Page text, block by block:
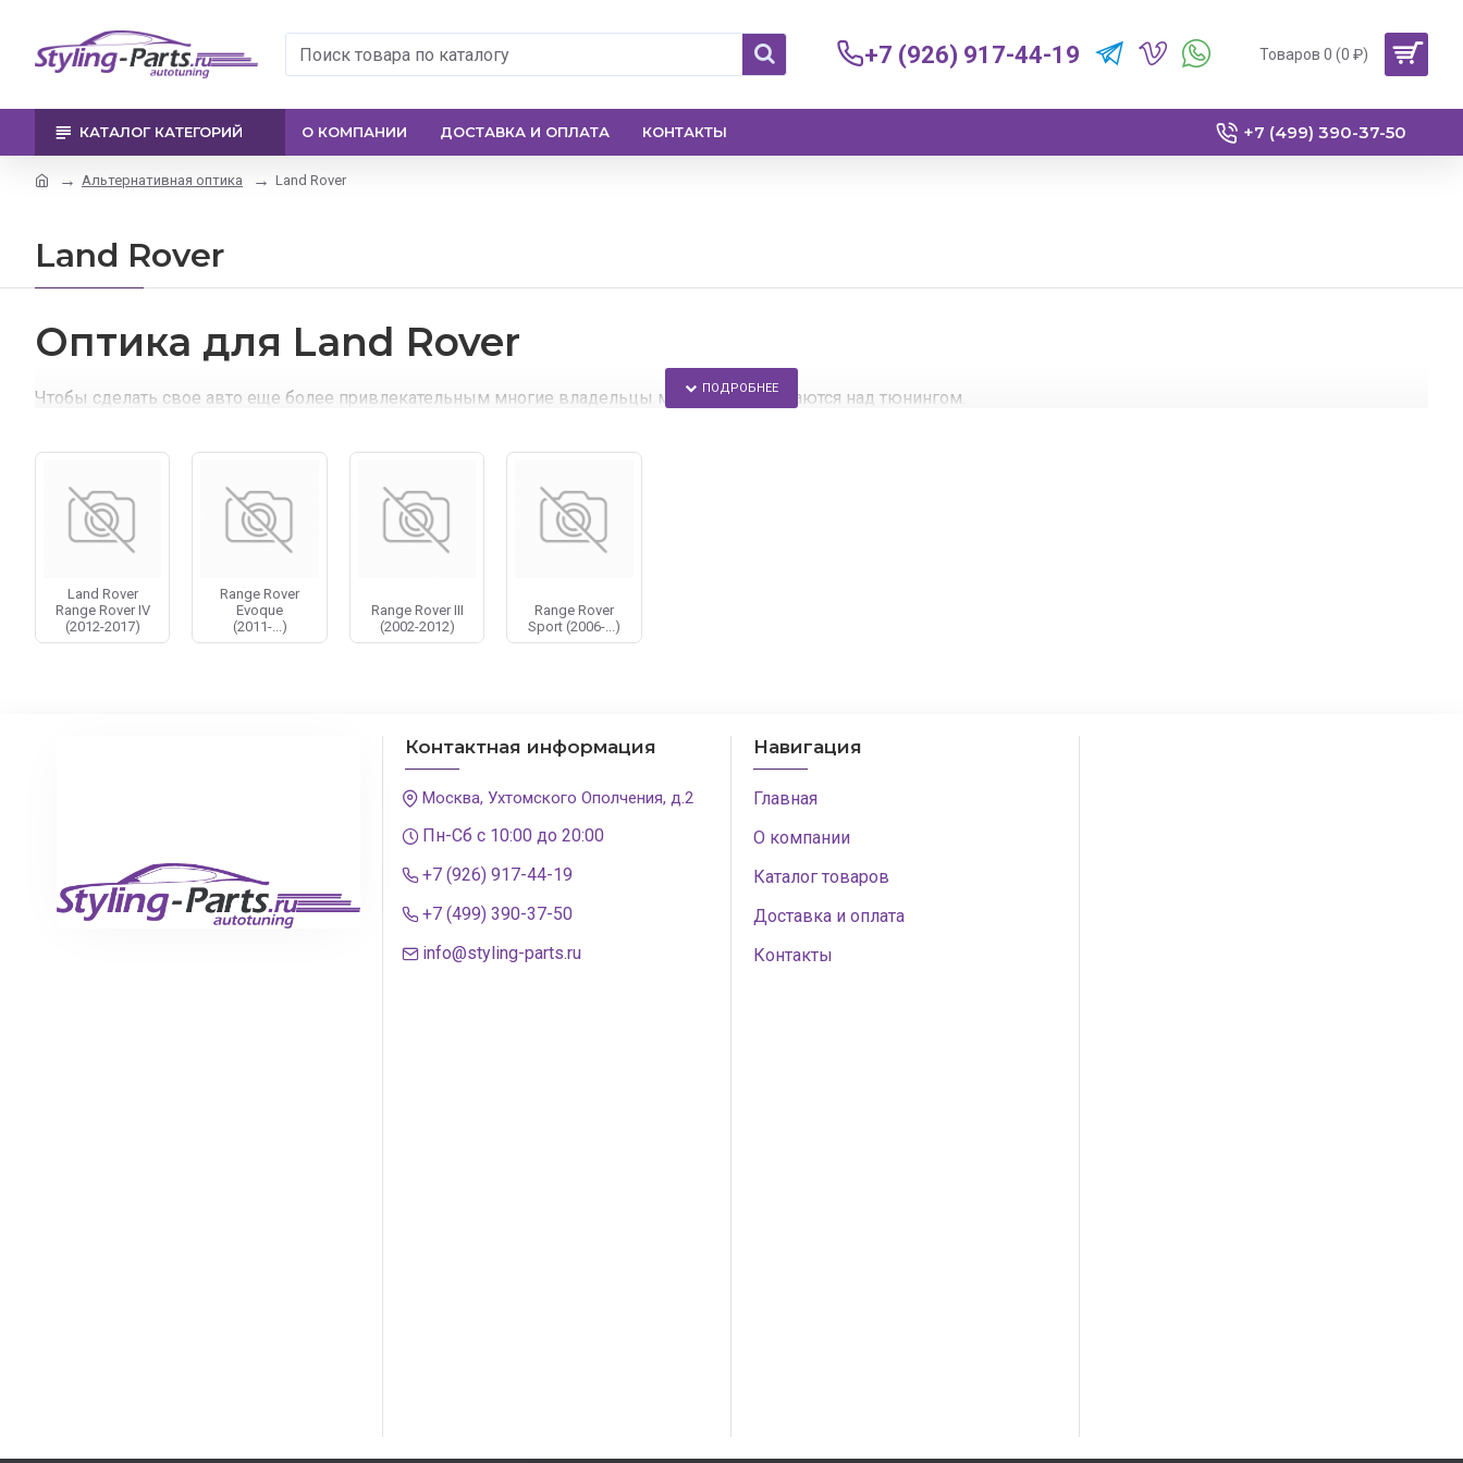
+7 (926) 917-44-19 Товаров 0 (0 ₽)
КАТАЛОГ КАТЕГОРИЙ О КОМПАНИИ ДОСТАВКА И ОПЛАТА КОНТАКТЫ +7 (499) 390-37-50
Альтернативная оптика Land Rover
Land Rover
Оптика для Land Rover
Чтобы сделать свое авто еще более привлекательным многие владельцы машин задумываются над тюнингом.
Нас выгодно отличает наличие широкого ассортимента аксессуаров для авто, выгодные цены, доставка по всей РФ.
Чтобы приобрести оптику для Ленд Ровер достаточно позвонить нам, либо оформить заказ прямо на сайте.
Land Rover
Range Rover IV
(2012-2017)
Range Rover
Evoque
(2011-...)
Range Rover III
(2002-2012)
Range Rover
Sport (2006-...)
Контактная информация
Москва, Ухтомского Ополчения, д.2
Пн-Сб с 10:00 до 20:00
+7 (926) 917-44-19
+7 (499) 390-37-50
info@styling-parts.ru
Навигация
Главная
О компании
Каталог товаров
Доставка и оплата
Контакты